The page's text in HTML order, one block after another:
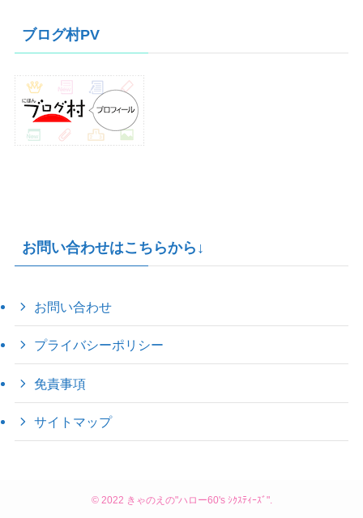
ブ
ブログ村PV
お問い合わせはこちらから↓
お問い合わせ
プライバシーポリシー
免責事項
サイトマップ
©2022 きゃのえの"ハロー60's ｼｸｽﾃｨｰｽﾞ".